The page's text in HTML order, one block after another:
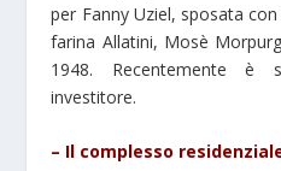
per Fanny Uziel, sposata
farina Allatini, Mosè
1948. Recentemente è
investitore.
– Il complesso